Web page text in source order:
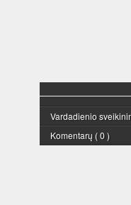
Vardadienio
Komentarų ( 0 )